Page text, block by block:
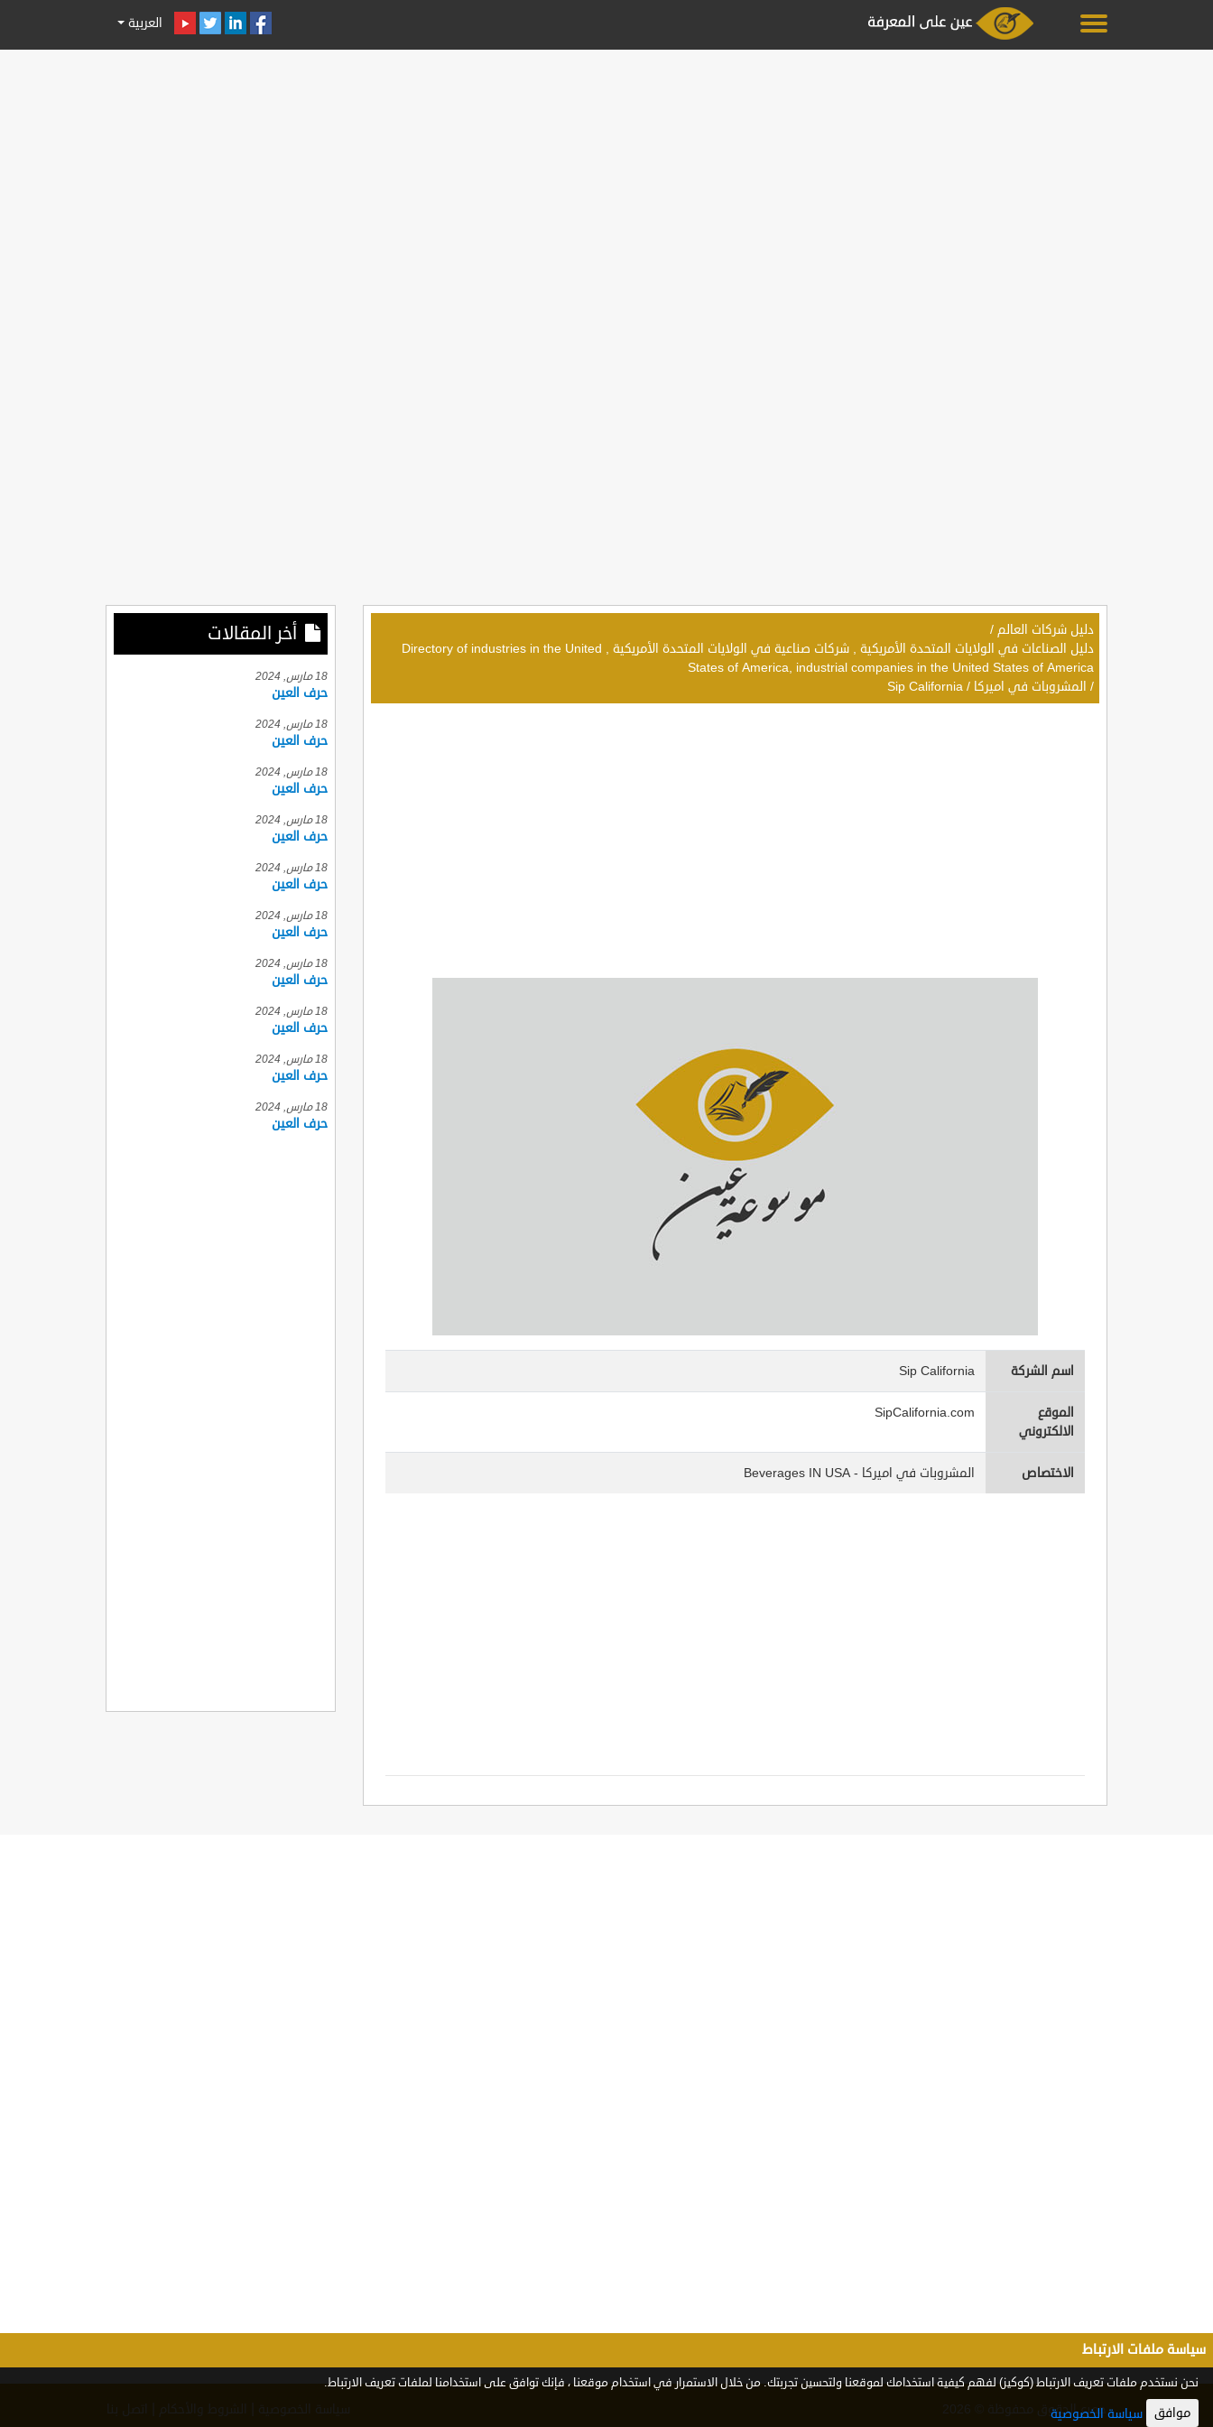
العربية
دليل شركات العالم /
دليل الصناعات في الولايات المتحدة الأمريكية , شركات صناعية في الولايات المتحدة الأمريكية , Directory of industries in the United
States of America, industrial companies in the United States of America
/ المشروبات في اميركا /
Sip California
اسم الشركة Sip California
الموقع
الالكتروني
SipCalifornia.com
الاختصاص المشروبات في اميركا - Beverages IN USA
أخر المقالات
18 مارس, 2024
حرف العين
18 مارس, 2024
حرف العين
18 مارس, 2024
حرف العين
18 مارس, 2024
حرف العين
18 مارس, 2024
حرف العين
18 مارس, 2024
حرف العين
18 مارس, 2024
حرف العين
18 مارس, 2024
حرف العين
18 مارس, 2024
حرف العين
18 مارس, 2024
حرف العين
جميع الحقوق محفوظة © 2026
سياسة ملفات الارتباط
نحن نستخدم ملفات تعريف الارتباط (كوكيز) لفهم كيفية استخدامك لموقعنا ولتحسين تجربتك. من خلال الاستمرار في استخدام موقعنا ، فإنك توافق على استخدامنا لملفات تعريف الارتباط.
موافق سياسة الخصوصية